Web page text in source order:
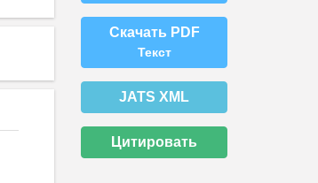
Скачать PDF
Текст
JATS XML
Цитировать